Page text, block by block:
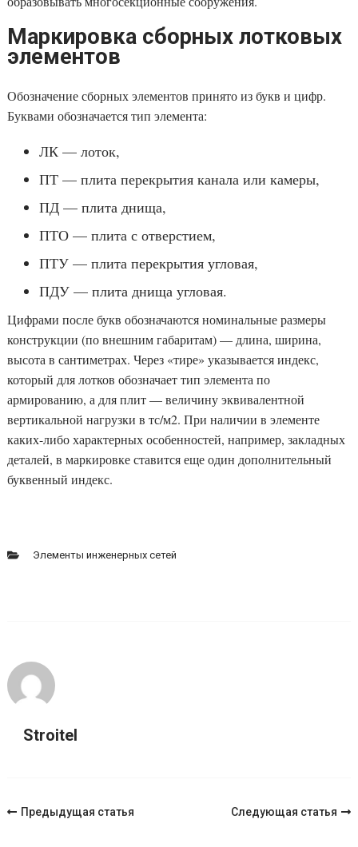
Маркировка сборных лотковых
элементов
Обозначение сборных элементов принято из букв и цифр.
Буквами обозначается тип элемента:
ЛК — лоток,
ПТ — плита перекрытия канала или камеры,
ПД — плита днища,
ПТО — плита с отверстием,
ПТУ — плита перекрытия угловая,
ПДУ — плита днища угловая.
Цифрами после букв обозначаются номинальные размеры
конструкции (по внешним габаритам) — длина, ширина,
высота в сантиметрах. Через «тире» указывается индекс,
который для лотков обозначает тип элемента по
армированию, а для плит — величину эквивалентной
вертикальной нагрузки в тс/м2. При наличии в элементе
каких-либо характерных особенностей, например, закладных
деталей, в маркировке ставится еще один дополнительный
буквенный индекс.
Элементы инженерных сетей
Stroitel
Навигация
Предыдущая статья Следующая статья